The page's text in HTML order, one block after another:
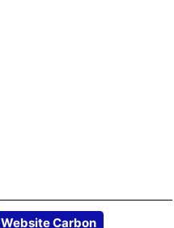
Website Carbon